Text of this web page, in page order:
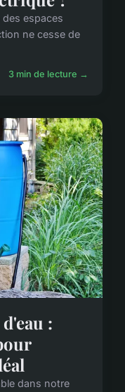
espaces
ne cesse de
3 min de lecture →
:
dans notre